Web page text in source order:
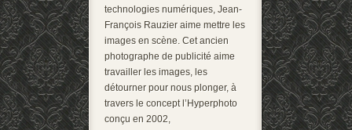
technologies numériques, Jean-
François Rauzier aime mettre les
images en scène. Cet ancien
photographe de publicité aime
travailler les images, les
détourner pour nous plonger, à
travers le concept l’Hyperphoto
conçu en 2002,